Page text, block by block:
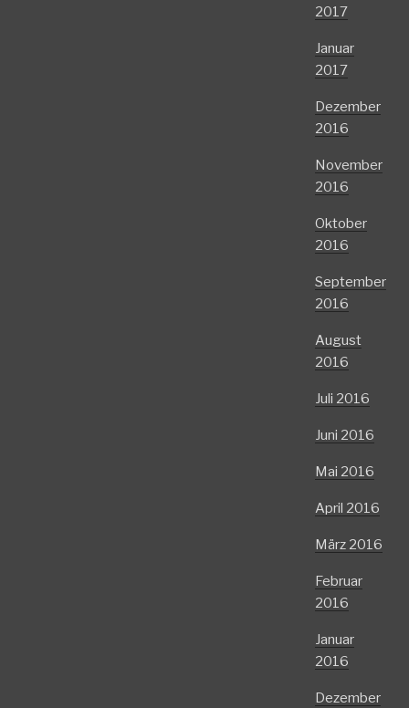
2017
Januar
2017
Dezember
2016
November
2016
Oktober
2016
September
2016
August
2016
Juli 2016
Juni 2016
Mai 2016
April 2016
März 2016
Februar
2016
Januar
2016
Dezember